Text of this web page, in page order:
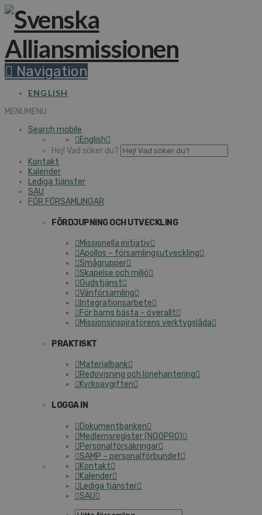
Navigation
ENGLISH
MENUMENU
Search mobile
English
Hej! Vad söker du?
Kontakt
Kalender
Lediga tjänster
SAU
FÖR FÖRSAMLINGAR
FÖRDJUPNING OCH UTVECKLING
Missionella initiativ
Apollos – församlingsutveckling
Smågrupper
Skapelse och miljö
Gudstjänst
Vänförsamling
Integrationsarbete
För barns bästa – överallt
Missionsinspiratörens verktygslåda
PRAKTISKT
Materialbank
Redovisning och lönehantering
Kyrkoavgiften
LOGGA IN
Dokumentbanken
Medlemsregister (NGOPRO)
Personalförsäkringar
SAMP – personalförbundet
Kontakt
Kalender
Lediga tjänster
SAU